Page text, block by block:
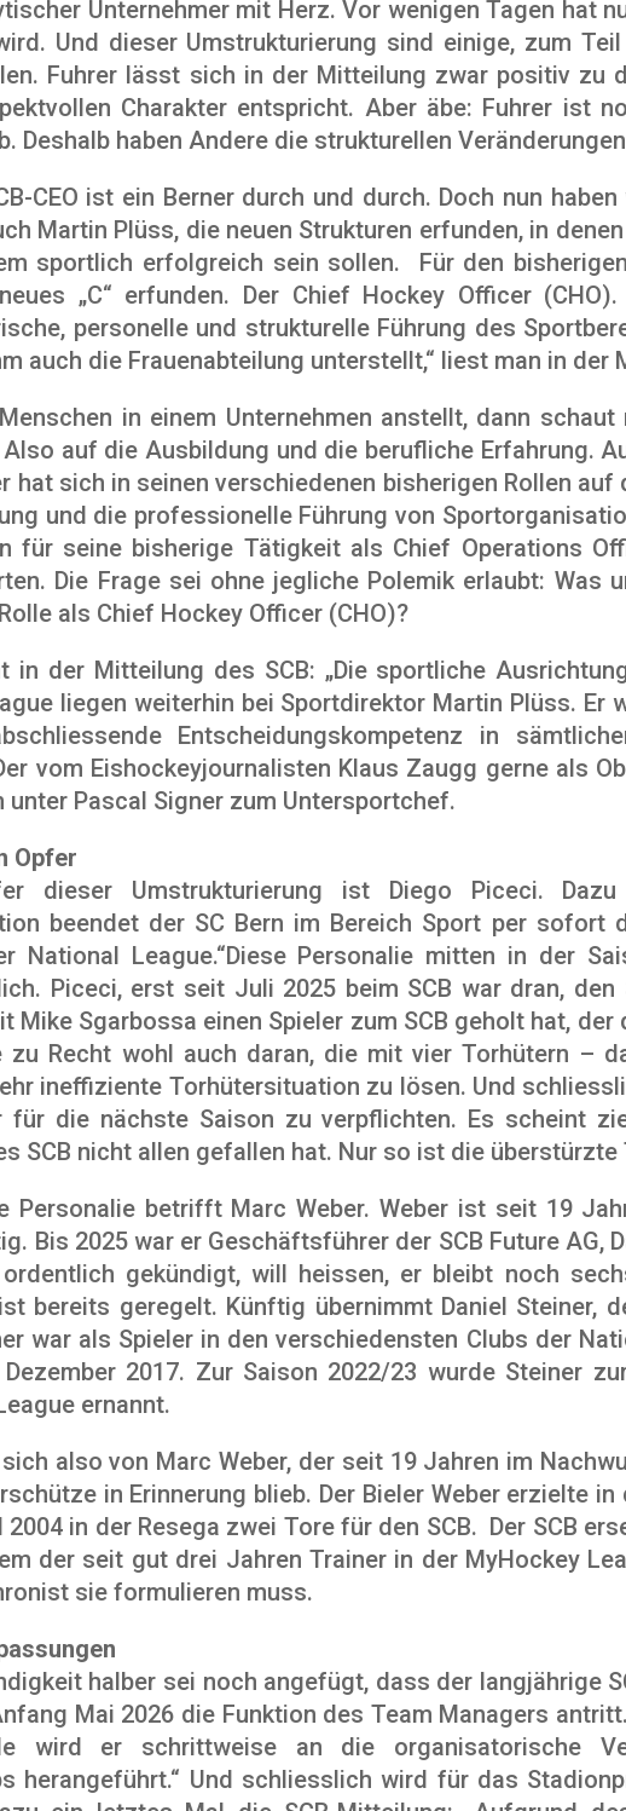
Unternehmer mit Herz. Vor wenigen Tagen hat
Und dieser Umstrukturierung sind einige, zum
Fuhrer lässt sich in der Mitteilung zwar positiv zu
Charakter entspricht. Aber äbe: Fuhrer ist
Deshalb haben Andere die strukturellen
CEO ist ein Berner durch und durch. Doch nun
Martin Plüss, die neuen Strukturen erfunden, in
sportlich erfolgreich sein sollen. Für den
„C“ erfunden. Der Chief Hockey Officer
personelle und strukturelle Führung des
auch die Frauenabteilung unterstellt,“ liest man in der
in einem Unternehmen anstellt, dann
auf die Ausbildung und die berufliche Erfahrung.
hat sich in seinen verschiedenen bisherigen Rollen
und die professionelle Führung von
für seine bisherige Tätigkeit als Chief Operations
Die Frage sei ohne jegliche Polemik erlaubt: Was
als Chief Hockey Officer (CHO)?
in der Mitteilung des SCB: „Die sportliche
liegen weiterhin bei Sportdirektor Martin Plüss. Er
Entscheidungskompetenz in
vom Eishockeyjournalisten Klaus Zaugg gerne als
unter Pascal Signer zum Untersportchef.
Opfer
dieser Umstrukturierung ist Diego Piceci.
beendet der SC Bern im Bereich Sport per sofort
National League.“Diese Personalie mitten in der
Piceci, erst seit Juli 2025 beim SCB war dran,
Mike Sgarbossa einen Spieler zum SCB geholt hat,
zu Recht wohl auch daran, die mit vier Torhütern –
ineffiziente Torhütersituation zu lösen. Und
für die nächste Saison zu verpflichten. Es scheint
SCB nicht allen gefallen hat. Nur so ist die überstürzte
Personalie betrifft Marc Weber. Weber ist seit 19
Bis 2025 war er Geschäftsführer der SCB Future AG,
gekündigt, will heissen, er bleibt noch
bereits geregelt. Künftig übernimmt Daniel Steiner,
war als Spieler in den verschiedensten Clubs der
2017. Zur Saison 2022/23 wurde Steiner
ernannt.
also von Marc Weber, der seit 19 Jahren im
in Erinnerung blieb. Der Bieler Weber erzielte
2004 in der Resega zwei Tore für den SCB. Der SCB
der seit gut drei Jahren Trainer in der MyHockey
sie formulieren muss.
halber sei noch angefügt, dass der langjährige
Mai 2026 die Funktion des Team Managers
wird er schrittweise an die organisatorische
herangeführt.“ Und schliesslich wird für das